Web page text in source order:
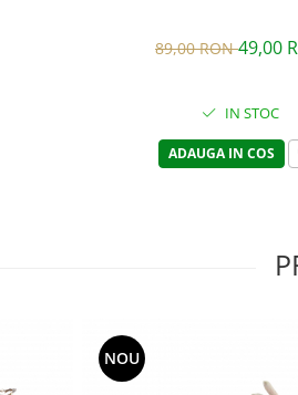
89,00 RON49,00
IN STOC
ADAUGA IN COS
NOU